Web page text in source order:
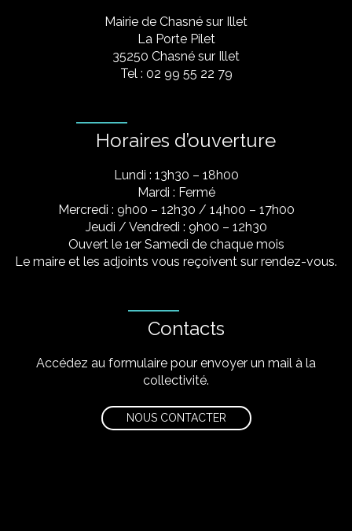
Mairie de Chasné sur Illet
La Porte Pilet
35250 Chasné sur Illet
Tel : 02 99 55 22 79
Horaires d’ouverture
Lundi : 13h30 – 18h00
Mardi : Fermé
Mercredi : 9h00 – 12h30 / 14h00 – 17h00
Jeudi / Vendredi : 9h00 – 12h30
Ouvert le 1er Samedi de chaque mois
Le maire et les adjoints vous reçoivent sur rendez-vous.
Contacts
Accédez au formulaire pour envoyer un mail à la
collectivité.
NOUS CONTACTER